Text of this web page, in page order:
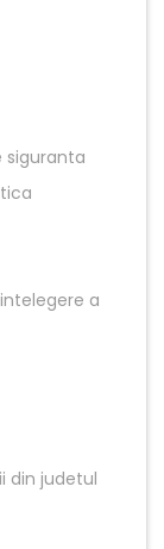
siguranta
a
din judetul